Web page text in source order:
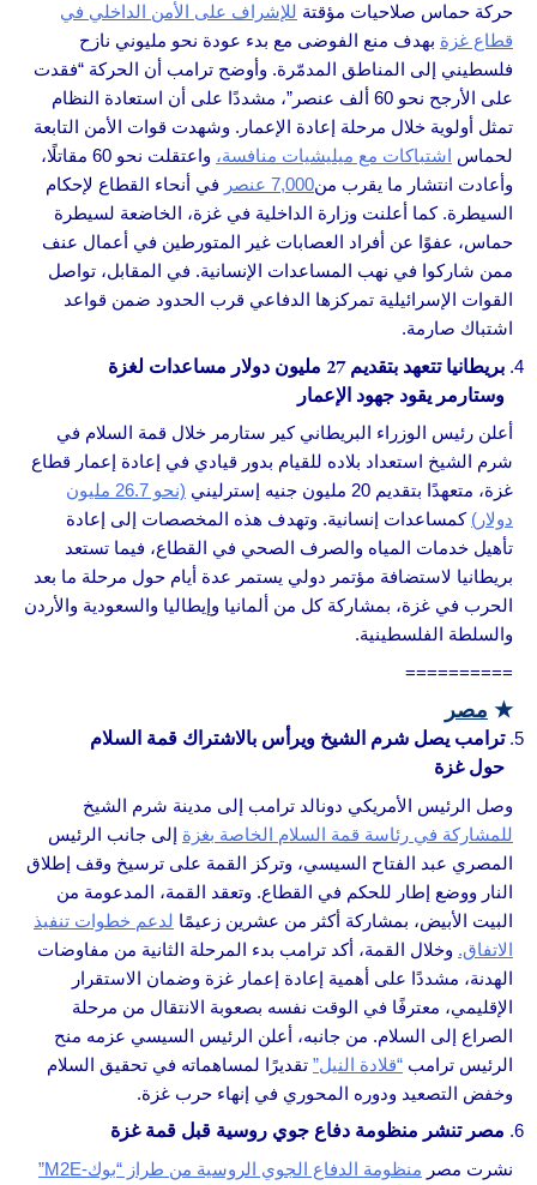
حركة حماس صلاحيات مؤقتة للإشراف على الأمن الداخلي في
قطاع غزة بهدف منع الفوضى مع بدء عودة نحو مليوني نازح
فلسطيني إلى المناطق المدمّرة. وأوضح ترامب أن الحركة “فقدت
على الأرجح نحو 60 ألف عنصر”، مشددًا على أن استعادة النظام
تمثل أولوية خلال مرحلة إعادة الإعمار. وشهدت قوات الأمن التابعة
لحماس اشتباكات مع ميليشيات منافسة،
واعتقلت نحو 60 مقاتلًا،
وأعادت انتشار ما يقرب من7,000 عنصر
في أنحاء القطاع لإحكام
السيطرة. كما أعلنت وزارة الداخلية في غزة، الخاضعة لسيطرة
حماس، عفوًا عن أفراد العصابات غير المتورطين في أعمال عنف
ممن شاركوا في نهب المساعدات الإنسانية. في المقابل، تواصل
القوات الإسرائيلية تمركزها الدفاعي قرب الحدود ضمن قواعد
اشتباك صارمة.
بريطانيا تتعهد بتقديم 27 مليون دولار مساعدات لغزة
وستارمر يقود جهود الإعمار
أعلن رئيس الوزراء البريطاني كير ستارمر خلال قمة السلام في
شرم الشيخ استعداد بلاده للقيام بدور قيادي في إعادة إعمار قطاع
غزة، متعهدًا بتقديم 20 مليون جنيه إسترليني
(نحو 26.7 مليون
دولار) كمساعدات إنسانية. وتهدف هذه المخصصات إلى إعادة
تأهيل خدمات المياه والصرف الصحي في القطاع، فيما تستعد
بريطانيا لاستضافة مؤتمر دولي يستمر عدة أيام حول مرحلة ما بعد
الحرب في غزة، بمشاركة كل من ألمانيا وإيطاليا والسعودية والأردن
والسلطة الفلسطينية.
==========
★ مصر
ترامب يصل شرم الشيخ ويرأس بالاشتراك قمة السلام
حول غزة
وصل الرئيس الأمريكي دونالد ترامب إلى مدينة شرم الشيخ
للمشاركة في رئاسة قمة السلام الخاصة بغزة إلى جانب الرئيس
المصري عبد الفتاح السيسي، وتركز القمة على ترسيخ وقف إطلاق
النار ووضع إطار للحكم في القطاع. وتعقد القمة، المدعومة من
البيت الأبيض، بمشاركة أكثر من عشرين زعيمًا لدعم خطوات تنفيذ
الاتفاق. وخلال القمة، أكد ترامب بدء المرحلة الثانية من مفاوضات
الهدنة، مشددًا على أهمية إعادة إعمار غزة وضمان الاستقرار
الإقليمي، معترفًا في الوقت نفسه بصعوبة الانتقال من مرحلة
الصراع إلى السلام. من جانبه، أعلن الرئيس السيسي عزمه منح
الرئيس ترامب “قلادة النيل” تقديرًا لمساهماته في تحقيق السلام
وخفض التصعيد ودوره المحوري في إنهاء حرب غزة.
مصر تنشر منظومة دفاع جوي روسية قبل قمة غزة
نشرت مصر منظومة الدفاع الجوي الروسية من طراز “بوك-M2E”